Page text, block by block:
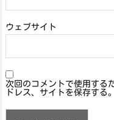
ウェブサイト
次回のコメントで使用する
ドレス、サイトを保存する。